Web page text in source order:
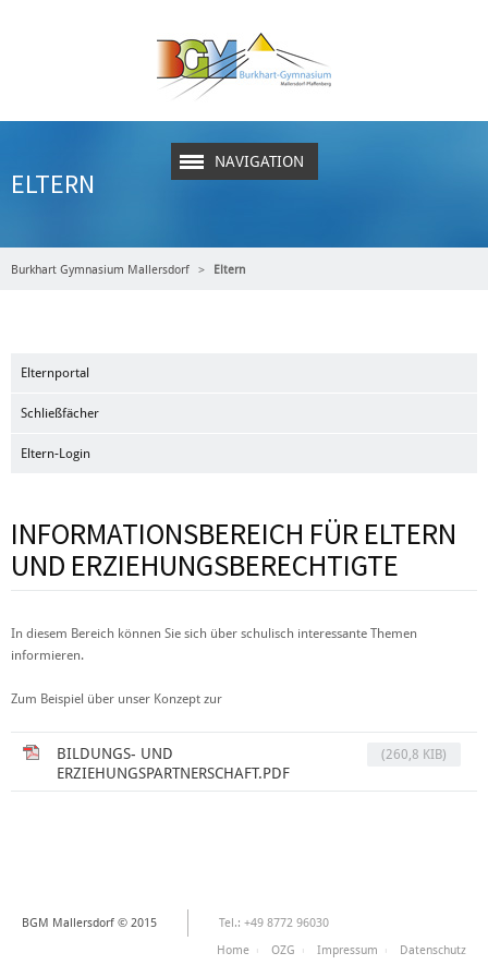
NAVIGATION
ELTERN
Burkhart Gymnasium Mallersdorf Eltern
Elternportal
Schließfächer
Eltern-Login
INFORMATIONSBEREICH FÜR ELTERN
UND ERZIEHUNGSBERECHTIGTE
In diesem Bereich können Sie sich über schulisch interessante Themen
informieren.
Zum Beispiel über unser Konzept zur
BILDUNGS- UND
ERZIEHUNGSPARTNERSCHAFT.PDF
(260,8 KIB)
BGM Mallersdorf © 2015
Tel.: +49 8772 96030
Home
OZG Impressum Datenschutz